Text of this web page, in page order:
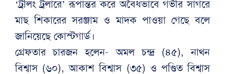
‘ট্রলিং ট্রলারে’ রূপান্তর করে অবৈধভাবে গভীর সাগরে
মাছ শিকারের সরঞ্জাম ও মাদক পাওয়া গেছে বলে
জানিয়েছে কোস্টগার্ড।
গ্রেফতার চারজন হলেন- অমল চন্দ্র (৪৫), নাথন
বিশ্বাস (৬০), আকাশ বিশ্বাস (৩৫) ও পণ্ডিত বিশ্বাস